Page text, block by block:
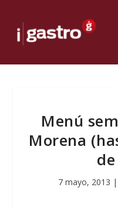
Menú
Morena
7 mayo, 2013 |